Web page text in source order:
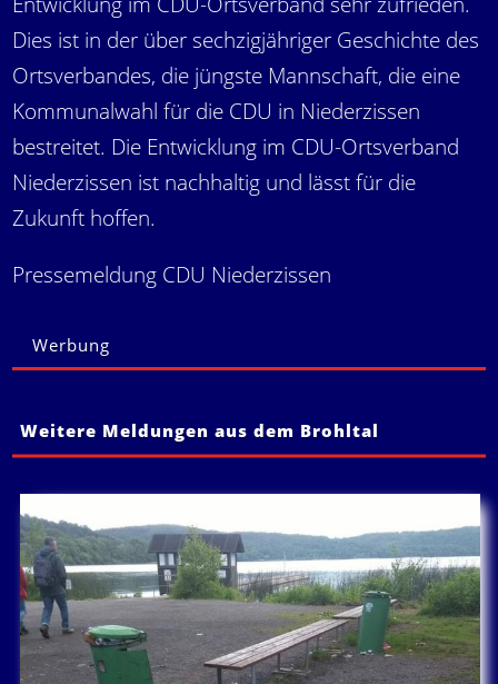
Dies ist in der über sechzigjähriger Geschichte des
Ortsverbandes, die jüngste Mannschaft, die eine
Kommunalwahl für die CDU in Niederzissen
bestreitet. Die Entwicklung im CDU-Ortsverband
Niederzissen ist nachhaltig und lässt für die
Zukunft hoffen.
Pressemeldung CDU Niederzissen
Werbung
Weitere Meldungen aus dem Brohltal